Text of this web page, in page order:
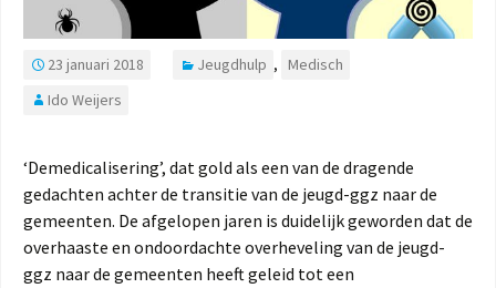
23 januari 2018 Jeugdhulp , Medisch
Ido Weijers
‘Demedicalisering’, dat gold als een van de dragende
gedachten achter de transitie van de jeugd-ggz naar de
gemeenten. De afgelopen jaren is duidelijk geworden dat de
overhaaste en ondoordachte overheveling van de jeugd-
ggz naar de gemeenten heeft geleid tot een